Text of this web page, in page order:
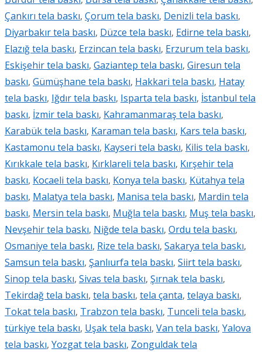
Çankırı tela baskı, Çorum tela baskı, Denizli tela baskı,
Diyarbakır tela baskı, Düzce tela baskı, Edirne tela baskı,
Elazığ tela baskı, Erzincan tela baskı, Erzurum tela baskı,
Eskişehir tela baskı, Gaziantep tela baskı, Giresun tela
baskı, Gümüşhane tela baskı, Hakkari tela baskı, Hatay
tela baskı, Iğdır tela baskı, Isparta tela baskı, İstanbul tela
baskı, İzmir tela baskı, Kahramanmaraş tela baskı,
Karabük tela baskı, Karaman tela baskı, Kars tela baskı,
Kastamonu tela baskı, Kayseri tela baskı, Kilis tela baskı,
Kırıkkale tela baskı, Kırklareli tela baskı, Kırşehir tela
baskı, Kocaeli tela baskı, Konya tela baskı, Kütahya tela
baskı, Malatya tela baskı, Manisa tela baskı, Mardin tela
baskı, Mersin tela baskı, Muğla tela baskı, Muş tela baskı,
Nevşehir tela baskı, Niğde tela baskı, Ordu tela baskı,
Osmaniye tela baskı, Rize tela baskı, Sakarya tela baskı,
Samsun tela baskı, Şanlıurfa tela baskı, Siirt tela baskı,
Sinop tela baskı, Sivas tela baskı, Şırnak tela baskı,
Tekirdağ tela baskı, tela baskı, tela çanta, telaya baskı,
Tokat tela baskı, Trabzon tela baskı, Tunceli tela baskı,
türkiye tela baskı, Uşak tela baskı, Van tela baskı, Yalova
tela baskı, Yozgat tela baskı, Zonguldak tela